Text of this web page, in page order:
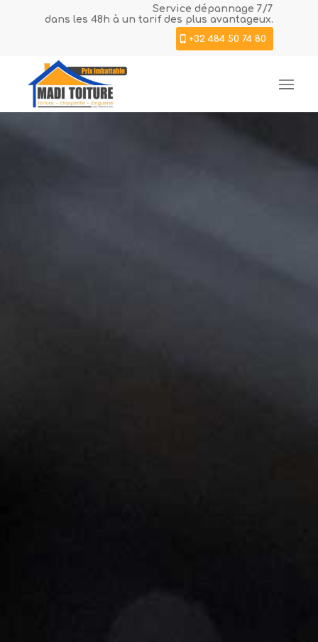
Service dépannage 7/7
dans les 48h à un tarif des plus avantageux.
+32 484 50 74 80